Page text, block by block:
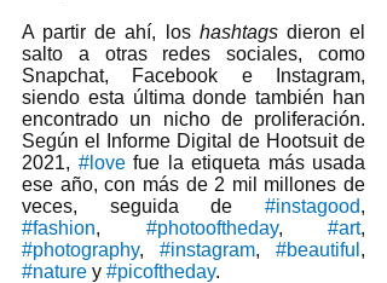
A partir de ahí, los hashtags dieron el
salto a otras redes sociales, como
Snapchat, Facebook e Instagram,
siendo esta última donde también han
encontrado un nicho de proliferación.
Según el Informe Digital de Hootsuit de
2021, #love fue la etiqueta más usada
ese año, con más de 2 mil millones de
veces, seguida de #instagood
#fashion, #photooftheday, #art
#photography, #instagram, #beautiful
#nature y #picoftheday.